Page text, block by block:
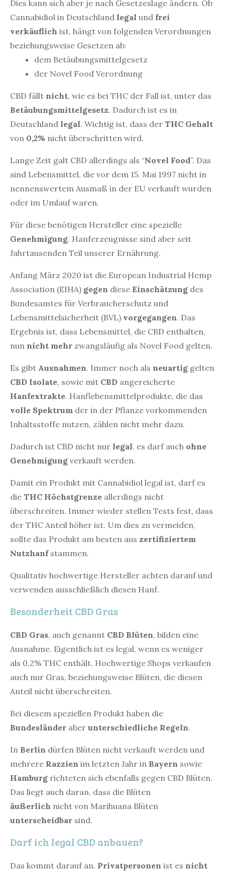
Dies kann sich aber je nach Gesetzeslage ändern. Ob
Cannabidiol in Deutschland legal und frei
verkäuflich ist, hängt von folgenden Verordnungen
beziehungsweise Gesetzen ab:
dem Betäubungsmittelgesetz
der Novel Food Verordnung
CBD fällt nicht, wie es bei THC der Fall ist, unter das
Betäubungsmittelgesetz. Dadurch ist es in
Deutschland legal. Wichtig ist, dass der THC Gehalt
von 0,2% nicht überschritten wird.
Lange Zeit galt CBD allerdings als “Novel Food”. Das
sind Lebensmittel, die vor dem 15. Mai 1997 nicht in
nennenswertem Ausmaß in der EU verkauft wurden
oder im Umlauf waren.
Für diese benötigen Hersteller eine spezielle
Genehmigung. Hanferzeugnisse sind aber seit
Jahrtausenden Teil unserer Ernährung.
Anfang März 2020 ist die European Industrial Hemp
Association (EIHA) gegen diese Einschätzung des
Bundesamtes für Verbraucherschutz und
Lebensmittelsicherheit (BVL) vorgegangen. Das
Ergebnis ist, dass Lebensmittel, die CBD enthalten,
nun nicht mehr zwangsläufig als Novel Food gelten.
Es gibt Ausnahmen. Immer noch als neuartig gelten
CBD Isolate, sowie mit CBD angereicherte
Hanfextrakte. Hanflebensmittelprodukte, die das
volle Spektrum der in der Pflanze vorkommenden
Inhaltsstoffe nutzen, zählen nicht mehr dazu.
Dadurch ist CBD nicht nur legal, es darf auch ohne
Genehmigung verkauft werden.
Damit ein Produkt mit Cannabidiol legal ist, darf es
die THC Höchstgrenze allerdings nicht
überschreiten. Immer wieder stellen Tests fest, dass
der THC Anteil höher ist. Um dies zu vermeiden,
sollte das Produkt am besten aus zertifiziertem
Nutzhanf stammen.
Qualitativ hochwertige Hersteller achten darauf und
verwenden ausschließlich diesen Hanf.
Besonderheit CBD Gras
CBD Gras, auch genannt CBD Blüten, bilden eine
Ausnahme. Eigentlich ist es legal, wenn es weniger
als 0,2% THC enthält. Hochwertige Shops verkaufen
auch nur Gras, beziehungsweise Blüten, die diesen
Anteil nicht überschreiten.
Bei diesem speziellen Produkt haben die
Bundesländer aber unterschiedliche Regeln.
In Berlin dürfen Blüten nicht verkauft werden und
mehrere Razzien im letzten Jahr in Bayern sowie
Hamburg richteten sich ebenfalls gegen CBD Blüten.
Das liegt auch daran, dass die Blüten
äußerlich nicht von Marihuana Blüten
unterscheidbar sind.
Darf ich legal CBD anbauen?
Das kommt darauf an. Privatpersonen ist es nicht